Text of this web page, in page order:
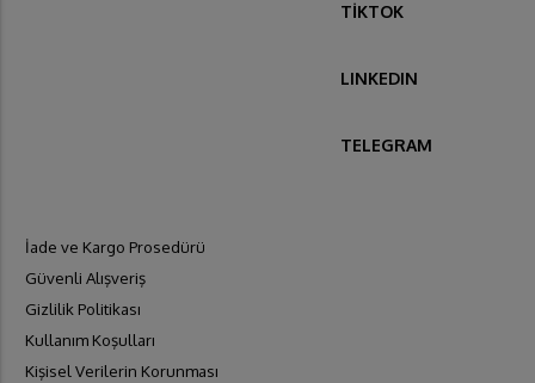
TİKTOK
LINKEDIN
TELEGRAM
İade ve Kargo Prosedürü
Güvenli Alışveriş
Gizlilik Politikası
Kullanım Koşulları
Kişisel Verilerin Korunması